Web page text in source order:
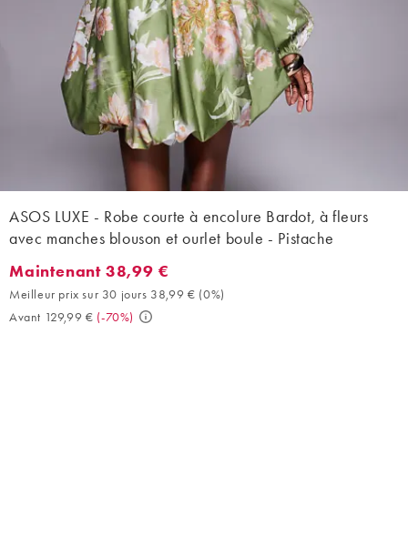
ASOS LUXE - Robe courte à encolure Bardot, à fleurs
avec manches blouson et ourlet boule - Pistache
Maintenant 38,99 €. Meilleur prix sur 30 jours 38,99 € (0%).
Maintenant 38,99 €
Meilleur prix sur 30 jours 38,99 € (0%)
Avant 129,99 € (-70%)